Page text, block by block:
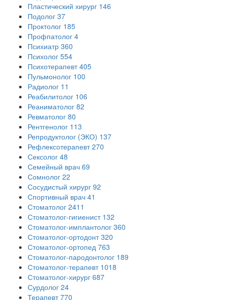
Пластический хирург 146
Подолог 37
Проктолог 185
Профпатолог 4
Психиатр 360
Психолог 554
Психотерапевт 405
Пульмонолог 100
Радиолог 11
Реабилитолог 106
Реаниматолог 82
Ревматолог 80
Рентгенолог 113
Репродуктолог (ЭКО) 137
Рефлексотерапевт 270
Сексолог 48
Семейный врач 69
Сомнолог 22
Сосудистый хирург 92
Спортивный врач 41
Стоматолог 2411
Стоматолог-гигиенист 132
Стоматолог-имплантолог 360
Стоматолог-ортодонт 320
Стоматолог-ортопед 763
Стоматолог-пародонтолог 189
Стоматолог-терапевт 1018
Стоматолог-хирург 687
Сурдолог 24
Терапевт 770